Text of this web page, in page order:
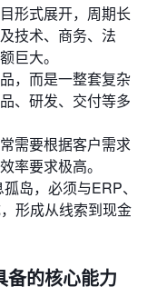
形式展开，周期长
技术、商务、法
巨大。
，而是一整套复杂
、研发、交付等多
需要根据客户需求
率要求极高。
岛，必须与ERP、
形成从线索到现金
备的核心能力